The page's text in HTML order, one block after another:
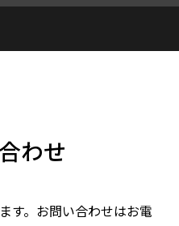
わせ
す。お問い合わせはお電